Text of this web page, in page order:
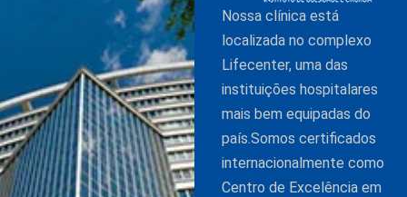
Nossa clínica está
localizada no complexo
Lifecenter, uma das
instituições hospitalares
mais bem equipadas do
país.Somos certificados
internacionalmente como
Centro de Excelência em